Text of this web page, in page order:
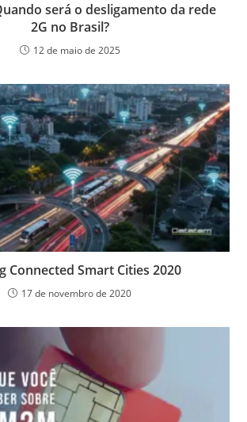
será o desligamento da rede
2G no Brasil?
12 de maio de 2025
Connected Smart Cities 2020
17 de novembro de 2020